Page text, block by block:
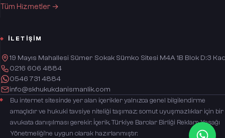
Tüm Hizmetler →
İLETIŞIM
19 Mayıs Mahallesi Sümer Sokak Sümko Sitesi M4A 1B Blok D:3
0216 606 4884
0546 731 4884
info@skhukukdanismanlik.com
Bu internet sitesinde yer alan içerikler yalnızca genel bilgilendirme
amaçlıdır ve hukuki tavsiye niteliği taşımaz; somut uyuşmazlıklar için bir
avukata danışılması gerekir. İçerik, Türkiye Barolar Birliği Reklam Yasağı
Yönetmeliği'ne uygun olarak hazırlanmıştır.